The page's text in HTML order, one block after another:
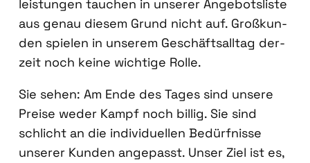
leis­tun­gen tau­chen in unse­rer Ange­bots­lis­te
aus genau die­sem Grund nicht auf. Groß­kun­
den spie­len in unse­rem Geschäfts­all­tag der­
zeit noch kei­ne wich­ti­ge Rol­le.
Sie sehen: Am Ende des Tages sind unse­re
Prei­se weder Kampf noch bil­lig. Sie sind
schlicht an die indi­vi­du­el­len Bedürf­nis­se
unse­rer Kun­den ange­passt. Unser Ziel ist es,